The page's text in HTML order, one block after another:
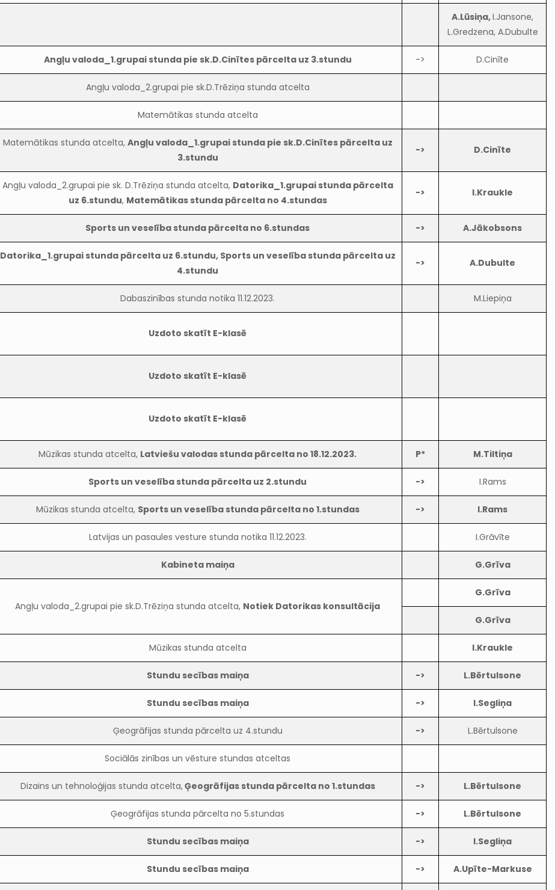
A.Lūsiņa,I.Jansone,
L.Gredzena, A.Dubulte
Angļu valoda_1.grupai stunda pie sk.D.Cinītes pārcelta uz 3.stundu -> D.Cinīte
Angļu valoda_2.grupai pie sk.D.Trēziņa stunda atcelta
Matemātikas stunda atcelta
Matemātikas stunda atcelta, Angļu valoda_1.grupai stunda pie sk.D.Cinītes pārcelta uz
3.stundu
-> D.Cinīte
Angļu valoda_2.grupai pie sk. D.Trēziņa stunda atcelta, Datorika_1.grupai stunda pārcelta
uz 6.stundu, Matemātikas stunda pārcelta no 4.stundas
-> I.Kraukle
Sports un veselība stunda pārcelta no 6.stundas -> A.Jākobsons
Datorika_1.grupai stunda pārcelta uz 6.stundu, Sports un veselība stunda pārcelta uz
4.stundu
-> A.Dubulte
Dabaszinības stunda notika 11.12.2023. M.Liepiņa
Uzdoto skatīt E-klasē
Uzdoto skatīt E-klasē
Uzdoto skatīt E-klasē
Mūzikas stunda atcelta, Latviešu valodas stunda pārcelta no 18.12.2023. P* M.Tiltiņa
Sports un veselība stunda pārcelta uz 2.stundu -> I.Rams
Mūzikas stunda atcelta, Sports un veselība stunda pārcelta no 1.stundas -> I.Rams
Latvijas un pasaules vesture stunda notika 11.12.2023. I.Grāvīte
Kabineta maiņa G.Grīva
Angļu valoda_2.grupai pie sk.D.Trēziņa stunda atcelta, Notiek Datorikas konsultācija
G.Grīva
G.Grīva
Mūzikas stunda atcelta I.Kraukle
Stundu secības maiņa -> L.Bērtulsone
Stundu secības maiņa -> I.Segliņa
Ģeogrāfijas stunda pārcelta uz 4.stundu -> L.Bērtulsone
Sociālās zinības un vēsture stundas atceltas
Dizains un tehnoloģijas stunda atcelta,Ģeogrāfijas stunda pārcelta no 1.stundas -> L.Bērtulsone
Ģeogrāfijas stunda pārcelta no 5.stundas -> L.Bērtulsone
Stundu secības maiņa -> I.Segliņa
Stundu secības maiņa -> A.Upīte-Markuse